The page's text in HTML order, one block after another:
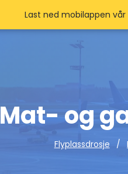
Mat- og
Flyplassdrosje
Last ned mobilappen vår